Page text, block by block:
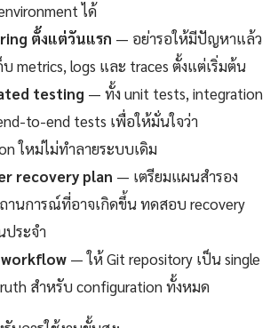
ได้
ตั้งแต่วันแรก — อย่ารอให้มีปัญหาแล้ว
บ metrics, logs และ traces ตั้งแต่เริ่มต้น
testing — ทั้ง unit tests, integration
to-end tests เพื่อให้มั่นใจว่า
ใหม่ไม่ทำลายระบบเดิม
recovery plan — เตรียมแผนสำรอง
านการณ์ที่อาจเกิดขึ้น ทดสอบ recovery
ประจำ
workflow — ให้ Git repository เป็น single
สำหรับ configuration ทั้งหมด